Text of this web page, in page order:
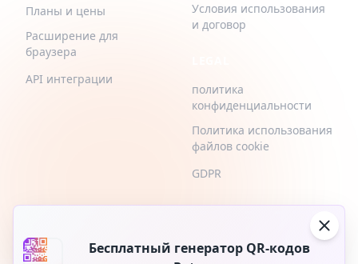
Бесплатный генератор QR-кодов
Планы и цены
Расширение для
браузера
API интеграции
Условия использования
и договор
политика
конфиденциальности
Политика использования
файлов cookie
GDPR